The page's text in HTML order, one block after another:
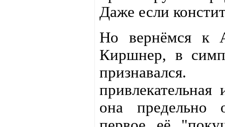
Даже если
Но вернёмся к
Киршнер, в
она предельно